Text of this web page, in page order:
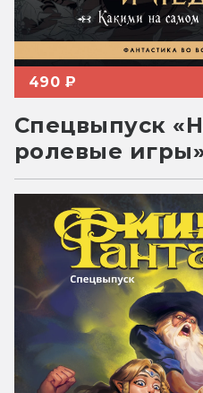
490 ₽
Спецвыпуск
ролевые